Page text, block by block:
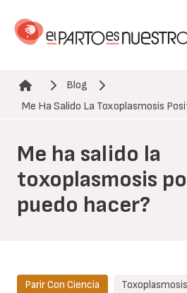
contenido
Ruta de navegación
Blog
Me Ha Salido La Toxoplasmosis
Me ha salido la
toxoplasmosis
puedo hacer?
Parir Con Ciencia